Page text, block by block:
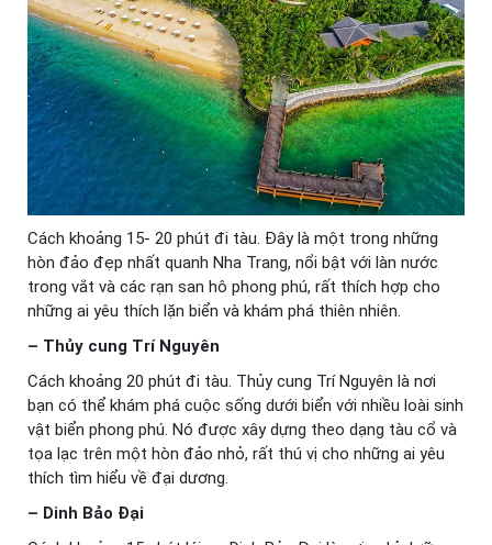
Cách khoảng 15- 20 phút đi tàu. Đây là một trong những
hòn đảo đẹp nhất quanh Nha Trang, nổi bật với làn nước
trong vắt và các rạn san hô phong phú, rất thích hợp cho
những ai yêu thích lặn biển và khám phá thiên nhiên.
– Thủy cung Trí Nguyên
Cách khoảng 20 phút đi tàu. Thủy cung Trí Nguyên là nơi
bạn có thể khám phá cuộc sống dưới biển với nhiều loài sinh
vật biển phong phú. Nó được xây dựng theo dạng tàu cổ và
tọa lạc trên một hòn đảo nhỏ, rất thú vị cho những ai yêu
thích tìm hiểu về đại dương.
– Dinh Bảo Đại